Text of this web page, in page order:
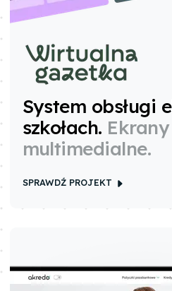
System obsługi
szkołach. Ekrany
multimedialne.
SPRAWDŹ PROJEKT